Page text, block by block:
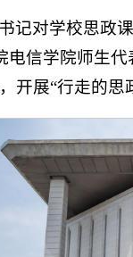
记对学校思政
电信学院师生
开展“行走的